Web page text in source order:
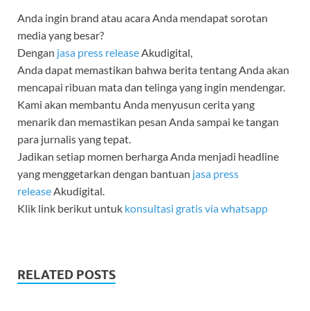
Anda ingin brand atau acara Anda mendapat sorotan
media yang besar?
Dengan jasa press releaseAkudigital,
Anda dapat memastikan bahwa berita tentang Anda akan
mencapai ribuan mata dan telinga yang ingin mendengar.
Kami akan membantu Anda menyusun cerita yang
menarik dan memastikan pesan Anda sampai ke tangan
para jurnalis yang tepat.
Jadikan setiap momen berharga Anda menjadi headline
yang menggetarkan dengan bantuan jasa press
releaseAkudigital.
Klik link berikut untuk konsultasi gratis via whatsapp
RELATED POSTS